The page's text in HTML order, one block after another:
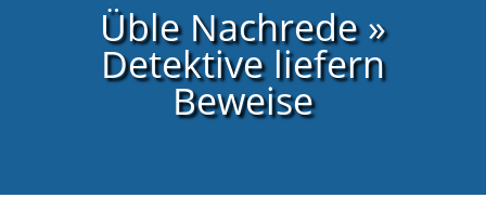
Üble Nachrede »
Detektive liefern
Beweise